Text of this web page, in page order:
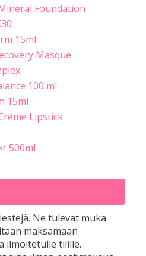
Foundation
15ml
Masque
100 ml
15ml
Lipstick
500ml
Ne tulevat muka
maksamaan
ilmoitetulle tilille.